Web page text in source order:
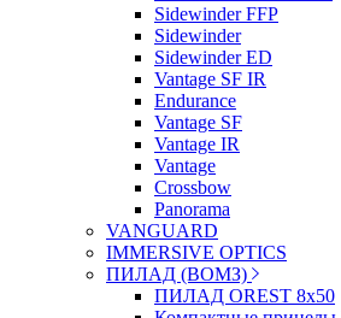
Sidewinder FFP
Sidewinder
Sidewinder ED
Vantage SF IR
Endurance
Vantage SF
Vantage IR
Vantage
Crossbow
Panorama
VANGUARD
IMMERSIVE OPTICS
ПИЛАД (ВОМЗ)
ПИЛАД OREST 8х50